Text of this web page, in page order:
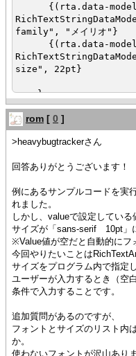
{(rta.data-model
family", "メイリオ"}
{(rta.data-model
size", 22pt}
}
}
}
{value rta}
rom [ 0 ]
>heavybugtrackerさん
回答ありがとうございます！
例にあるサンプルコードを実
れました。
しかし、valueで設定してい
サイズが「sans-serif 10pt」
※Value値が空だと自動的にフ
今回やりたいことは
サイズをプログラム内で指定し
ユーザーが入力するとき（空
条件で入力することです。
追加質問があるのですが、
フォントとサイズのリスト内
か。
使わないフォントが沢山あり